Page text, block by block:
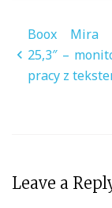
Nawigacja
wpisu
Boox Mira
25,3″ –
pracy z
Leave a